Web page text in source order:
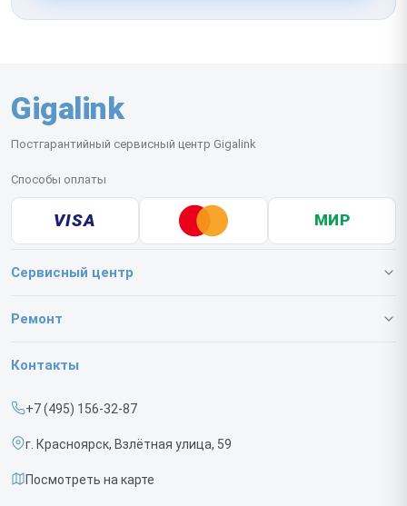
Gigalink
Постгарантийный сервисный центр Gigalink
Способы оплаты
VISA МИР
Сервисный центр
О нашем сервисе
Срочный ремонт
Доставка и способы оплаты
Диагностика
Ремонт
Коммутаторов
Контакты
+7 (495) 156-32-87
г. Красноярск, Взлётная улица, 59
Посмотреть на карте